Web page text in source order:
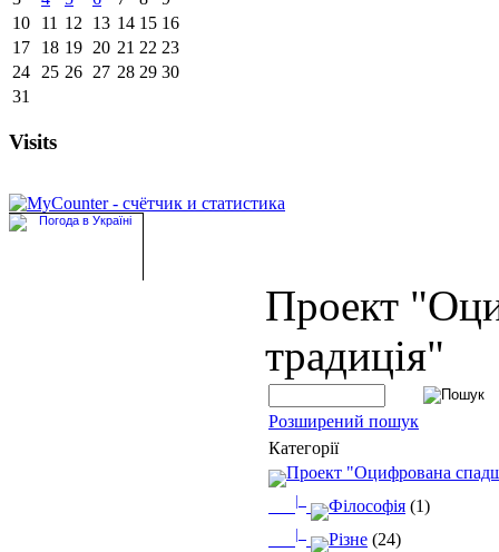
10
11 12 13 14 15 16
17
18 19 20 21 22 23
24
25 26 27 28 29 30
31
Visits
Проект
традиція"
Розширений пошук
Категорії
Проект "Оцифрована
|_ Філософія (1)
|_ Різне (24)